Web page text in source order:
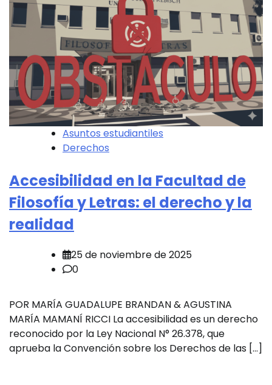
Asuntos estudiantiles
Derechos
Accesibilidad en la Facultad de
Filosofía y Letras: el derecho y la
realidad
25 de noviembre de 2025
0
POR MARÍA GUADALUPE BRANDAN & AGUSTINA
MARÍA MAMANÍ RICCI La accesibilidad es un derecho
reconocido por la Ley Nacional N° 26.378, que
aprueba la Convención sobre los Derechos de las […]